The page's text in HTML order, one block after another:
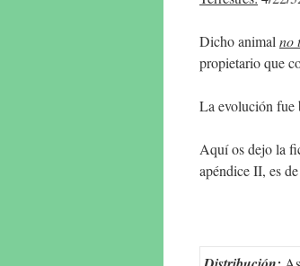
Dicho animalno
propietario que
La evolución fue
Aquí os dejo la
apéndice II, es